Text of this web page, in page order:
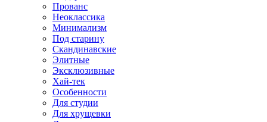
Прованс
Неоклассика
Минимализм
Под старину
Скандинавские
Элитные
Эксклюзивные
Хай-тек
Особенности
Для студии
Для хрущевки